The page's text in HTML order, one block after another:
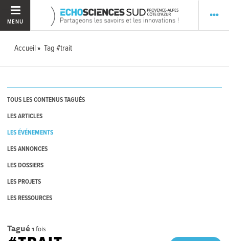
MENU
Accueil Tag #trait
TOUS LES CONTENUS TAGUÉS
LES ARTICLES
LES ÉVÉNEMENTS
LES ANNONCES
LES DOSSIERS
LES PROJETS
LES RESSOURCES
Tagué 1 fois